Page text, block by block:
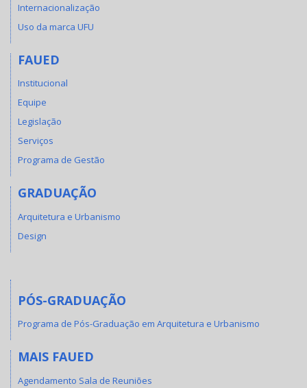
Internacionalização
Uso da marca UFU
FAUED
Institucional
Equipe
Legislação
Serviços
Programa de Gestão
GRADUAÇÃO
Arquitetura e Urbanismo
Design
PÓS-GRADUAÇÃO
Programa de Pós-Graduação em Arquitetura e Urbanismo
MAIS FAUED
Agendamento Sala de Reuniões